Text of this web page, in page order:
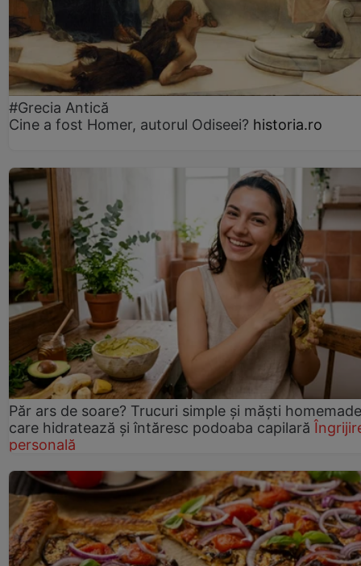
#Grecia Antică
Cine a fost Homer, autorul Odiseei? historia.ro
Păr ars de soare? Trucuri simple și măști homemade
care hidratează și întăresc podoaba capilară
personală